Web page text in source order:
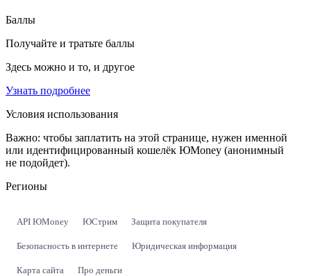
Баллы
Получайте и тратьте баллы
Здесь можно и то, и другое
Узнать подробнее
Условия использования
Важно: чтобы заплатить на этой странице, нужен именной
или идентифицированный кошелёк ЮMoney (анонимный
не подойдет).
Регионы
API ЮMoney ЮСтрим Защита покупателя
Безопасность в интернете Юридическая информация
Карта сайта Про деньги